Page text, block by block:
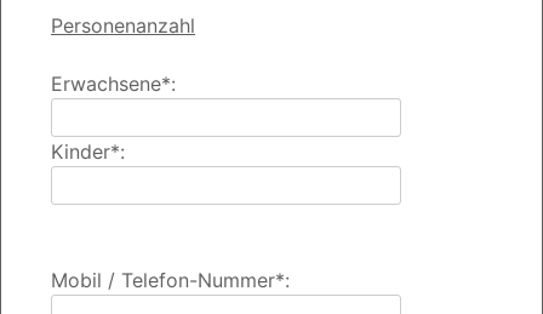
Personenanzahl
Erwachsene*:
Kinder*:
Mobil / Telefon-Nummer*: